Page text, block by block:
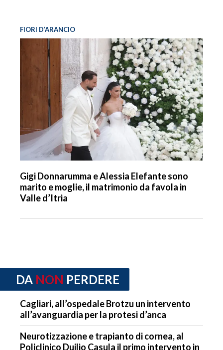
FIORI D’ARANCIO
Gigi Donnarumma e Alessia Elefante sono
marito e moglie, il matrimonio da favola in
Valle d’Itria
DA NON PERDERE
Cagliari, all’ospedale Brotzu un intervento
all’avanguardia per la protesi d’anca
Neurotizzazione e trapianto di cornea, al
Policlinico Duilio Casula il primo intervento in